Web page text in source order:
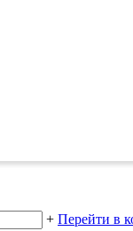
+ Перейти в